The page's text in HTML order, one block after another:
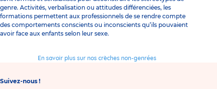
genre. Activités, verbalisation ou attitudes différenciées, les
formations permettent aux professionnels de se rendre compte
des comportements conscients ou inconscients qu’ils pouvaient
avoir face aux enfants selon leur sexe.
En savoir plus sur nos crèches non-genrées
Suivez-nous !